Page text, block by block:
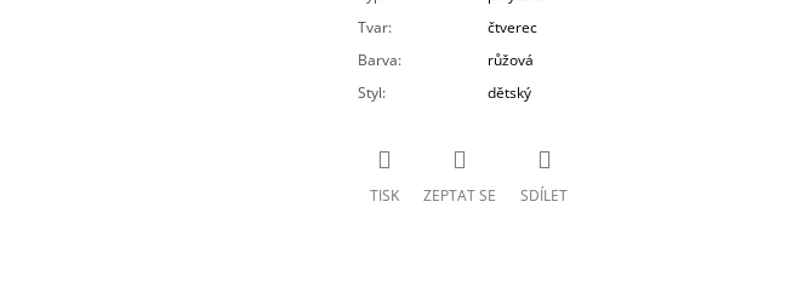
Tvar:
čtverec
Barva:
růžová
Styl: dětský
TISK ZEPTAT SE SDÍLET